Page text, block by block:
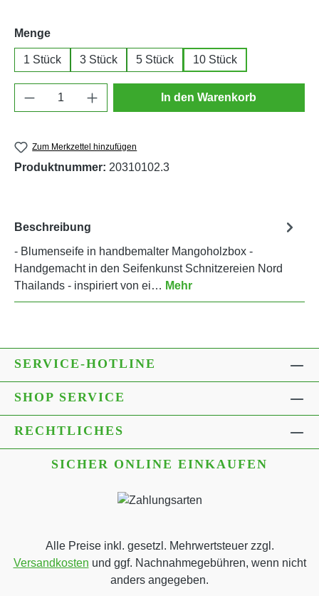
Mengeauswählen
1 Stück 3 Stück 5 Stück 10 Stück
Produkt Anzahl: Gib den gewünschten
In den Warenkorb
Zum Merkzettel hinzufügen
Produktnummer: 20310102.3
Beschreibung
- Blumenseife in handbemalter Mangoholzbox -
Handgemacht in den Seifenkunst Schnitzereien Nord
Thailands - inspiriert von ei… Mehr
SERVICE-HOTLINE
SHOP SERVICE
RECHTLICHES
SICHER ONLINE EINKAUFEN
Alle Preise inkl. gesetzl. Mehrwertsteuer zzgl.
Versandkosten und ggf. Nachnahmegebühren, wenn nicht
anders angegeben.